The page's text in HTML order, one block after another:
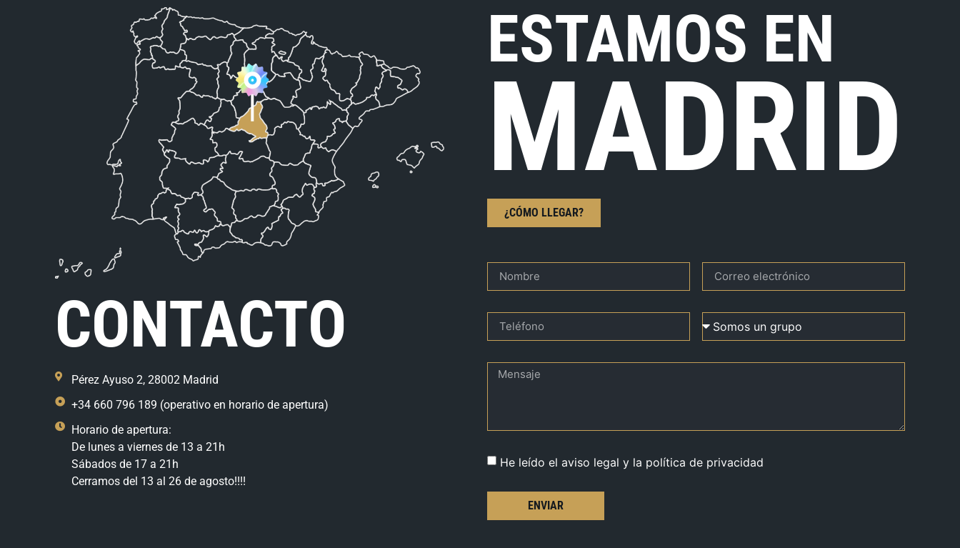
CONTACTO
Pérez Ayuso 2, 28002 Madrid
+34 660 796 189 (operativo en horario de apertura)
Horario de apertura:
De lunes a viernes de 13 a 21h
Sábados de 17 a 21h
Cerramos del 13 al 26 de agosto!!!!
ESTAMOS EN
MADRID
¿CÓMO LLEGAR?
He leído el aviso legal y la política de privacidad
ENVIAR